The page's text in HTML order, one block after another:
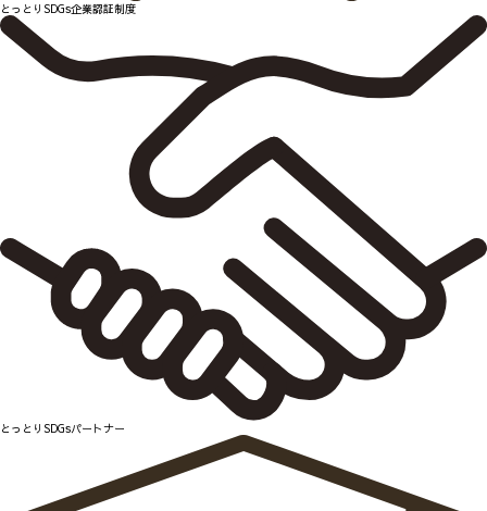
とっとりSDGs企業認証制度
とっとりSDGsパートナー